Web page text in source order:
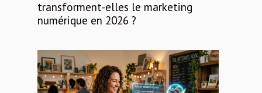
transforment-elles le marketing
numérique en 2026 ?